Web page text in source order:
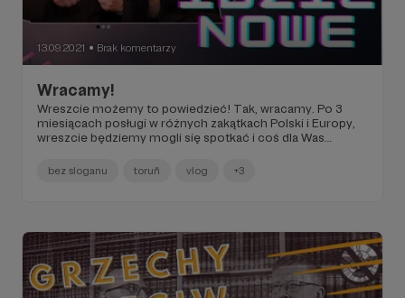
13.09.2021 ● Brak komentarzy
Wracamy!
Wreszcie możemy to powiedzieć! Tak, wracamy. Po 3
miesiącach posługi w różnych zakątkach Polski i Europy,
wreszcie będziemy mogli się spotkać i coś dla Was
obaj zostajemy skierowani do pracy w Toruniu.
bez sloganu toruñ vlog +3